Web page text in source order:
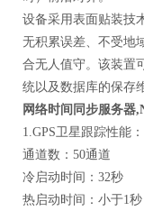
设备采用表面贴装技
无积累误差、不受地
合无人值守。该装置
统以及数据库的保存
网络时间同步服务器
1.GPS卫星跟踪性能：
通道数：50通道
冷启动时间：32秒
热启动时间：小于1秒